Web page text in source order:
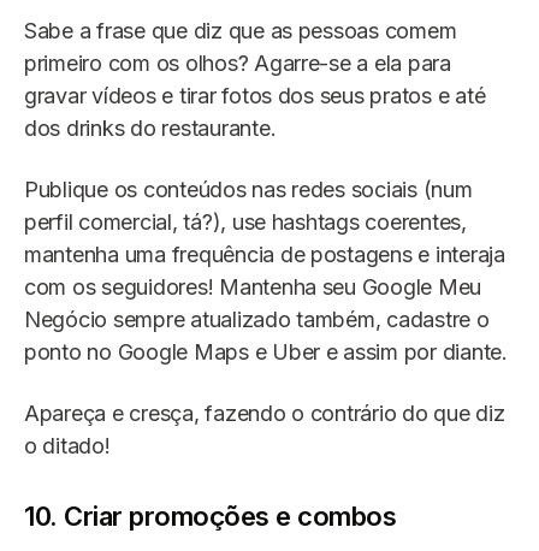
Sabe a frase que diz que as pessoas comem
primeiro com os olhos? Agarre-se a ela para
gravar vídeos e tirar fotos dos seus pratos e até
dos drinks do restaurante.
Publique os conteúdos nas redes sociais (num
perfil comercial, tá?), use hashtags coerentes,
mantenha uma frequência de postagens e interaja
com os seguidores! Mantenha seu Google Meu
Negócio sempre atualizado também, cadastre o
ponto no Google Maps e Uber e assim por diante.
Apareça e cresça, fazendo o contrário do que diz
o ditado!
10. Criar promoções e combos